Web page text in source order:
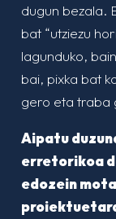
dugun bezala.
bat “utziezu
lagunduko,
bai, pixka bat
gero eta traba
Aipatu
erretorikoa
edozein